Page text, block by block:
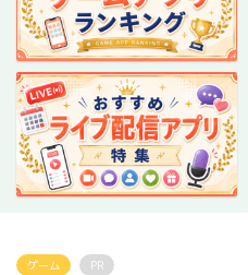
ゲーム PR